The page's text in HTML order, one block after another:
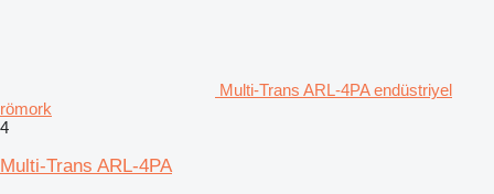
Multi-Trans ARL-4PA endüstriyel
römork
4
Multi-Trans ARL-4PA